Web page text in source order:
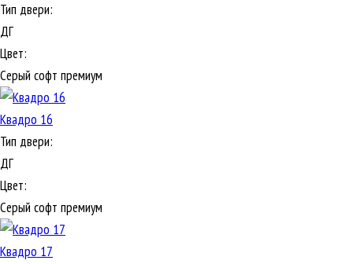
Тип двери:
ДГ
Цвет:
Серый софт премиум
Квадро 16
Тип двери:
ДГ
Цвет:
Серый софт премиум
Квадро 17